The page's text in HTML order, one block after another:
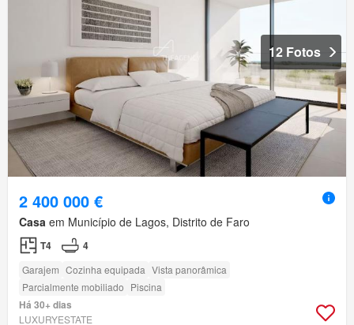
12 Fotos
2 400 000 €
Casa em Município de Lagos, Distrito de Faro
T4 4
Garajem Cozinha equipada Vista panorâmica
Parcialmente mobiliado Piscina
Há 30+ dias
LUXURYESTATE